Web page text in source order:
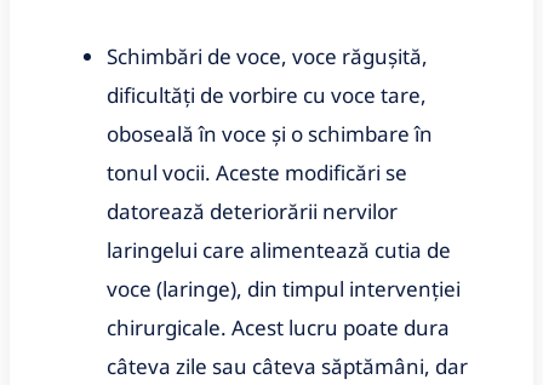
Schimbări de voce, voce răgușită,
dificultăți de vorbire cu voce tare,
oboseală în voce și o schimbare în
tonul vocii. Aceste modificări se
datorează deteriorării nervilor
laringelui care alimentează cutia de
voce (laringe), din timpul intervenției
chirurgicale. Acest lucru poate dura
câteva zile sau câteva săptămâni, dar